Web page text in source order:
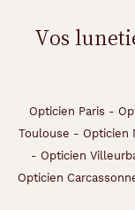
Vos
Opticien Paris -
Toulouse - Opticien
- Opticien
Opticien